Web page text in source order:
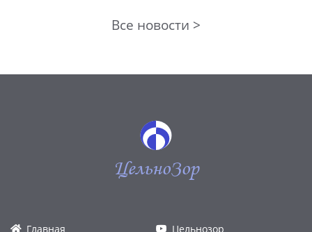
Все новости >
ЦельноЗор
Главная Цельнозор